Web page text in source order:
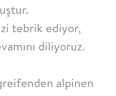
tebrik ediyor,
diliyoruz.
alpinen